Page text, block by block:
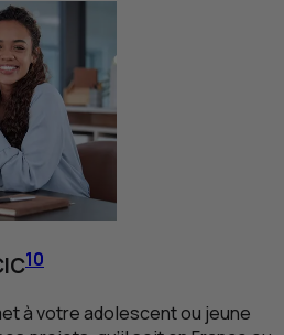
10
à votre adolescent ou jeune